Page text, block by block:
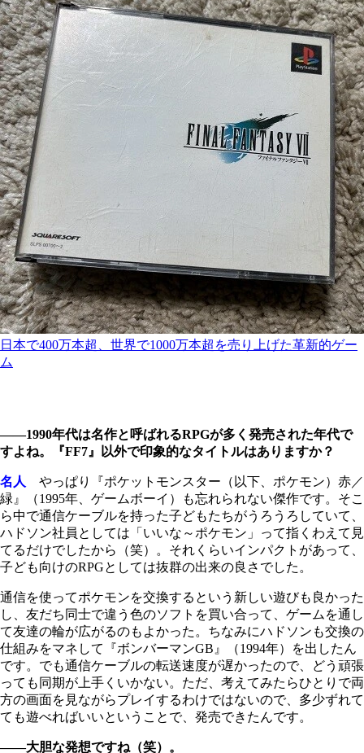
日本で400万本超、世界で1000万本超を売り上げた革新的ゲー
ム
――1990年代は名作と呼ばれるRPGが多く発売された年代で
すよね。『FF7』以外で印象的なタイトルはありますか？
名人
やっぱり『ポケットモンスター（以下、ポケモン）赤／
緑』（1995年、ゲームボーイ）も忘れられない傑作です。そこ
ら中で通信ケーブルを持った子どもたちがうろうろしていて、
ハドソン社員としては「いいな～ポケモン」って指くわえて見
てるだけでしたから（笑）。それくらいインパクトがあって、
子ども向けのRPGとしては抜群の出来の良さでした。
通信を使ってポケモンを交換するという新しい遊びも良かった
し、友だち同士で違う色のソフトを買い合って、ゲームを通し
て友達の輪が広がるのもよかった。ちなみにハドソンも交換の
仕組みをマネして『ボンバーマンGB』（1994年）を出したん
です。でも通信ケーブルの転送速度が遅かったので、どう頑張
っても同期が上手くいかない。ただ、考えてみたらひとりで両
方の画面を見ながらプレイするわけではないので、多少ずれて
ても遊べればいいということで、発売できたんです。
――大胆な発想ですね（笑）。